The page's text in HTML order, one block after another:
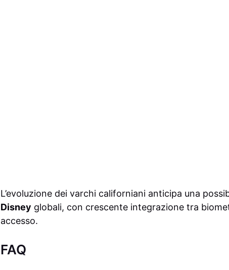
L’evoluzione dei varchi californiani anticipa una
Disney globali, con crescente integrazione tra
accesso.
FAQ